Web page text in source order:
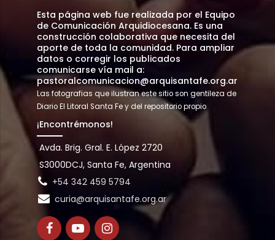
Esta página web fue realizada por el Equipo
de Comunicación Arquidiocesana. Es una
construcción colaborativa que necesita del
aporte de toda la comunidad. Para ampliar
datos o corregir los publicados
comunicarse vía mail a:
pastoralcomunicacion@arquisantafe.org.ar
Las fotografias que ilustran este sitio son gentileza de
Diario El Litoral Santa Fe y del repositorio propio
¡Encontrémonos!
Avda. Brig. Gral. E. López 2720
S3000DCJ, Santa Fe, Argentina
+54 342 459 5794
curia@arquisantafe.org.ar